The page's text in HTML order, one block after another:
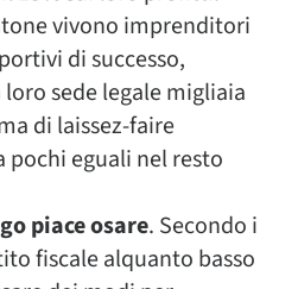
vivono imprenditori
di successo,
sede legale migliaia
di laissez-faire
pochi eguali nel resto
piace osare. Secondo i
fiscale alquanto basso